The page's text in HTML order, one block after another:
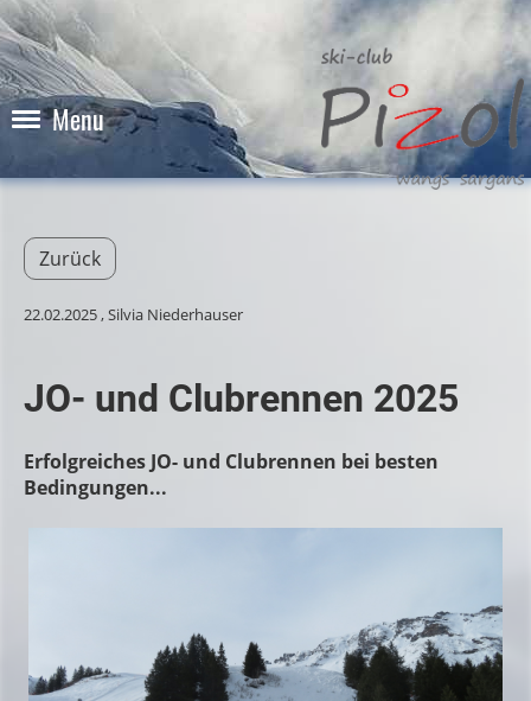
Menu
Zurück
22.02.2025, Silvia Niederhauser
JO- und Clubrennen 2025
Erfolgreiches JO- und Clubrennen bei besten
Bedingungen...